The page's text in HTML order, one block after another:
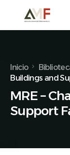
Inicio
Buildings and
MRE –
Support